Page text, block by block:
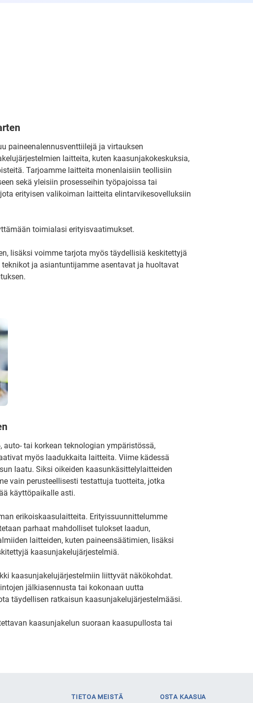
paineenalennusventtiilejä ja virtauksen
laitteita, kuten kaasunjakokeskuksia,
Tarjoamme laitteita monenlaisiin teollisiin
sekä yleisiin prosesseihin työpajoissa tai
erityisen valikoiman laitteita elintarvikesovelluksiin
toimialasi erityisvaatimukset.
lisäksi voimme tarjota myös täydellisiä keskitettyjä
ja asiantuntijamme asentavat ja huoltavat
tai korkean teknologian ympäristössä,
myös laadukkaita laitteita. Viime kädessä
laatu. Siksi oikeiden kaasunkäsittelylaitteiden
vain perusteellisesti testattuja tuotteita, jotka
käyttöpaikalle asti.
erikoiskaasulaitteita. Erityissuunnittelumme
parhaat mahdolliset tulokset laadun,
laitteiden, kuten paineensäätimien, lisäksi
kaasunjakelujärjestelmiä.
kaasunjakelujärjestelmiin liittyvät näkökohdat.
jälkiasennusta tai kokonaan uutta
täydellisen ratkaisun kaasunjakelujärjestelmääsi.
kaasunjakelun suoraan kaasupullosta tai
TIETOA MEISTÄ OSTA KAASUA